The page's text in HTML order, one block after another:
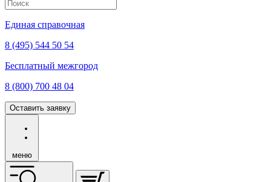
Единая справочная
8 (495) 544 50 54
Бесплатный межгород
8 (800) 700 48 04
Оставить заявку
меню